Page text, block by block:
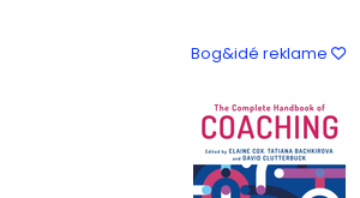
Bog&idé reklame